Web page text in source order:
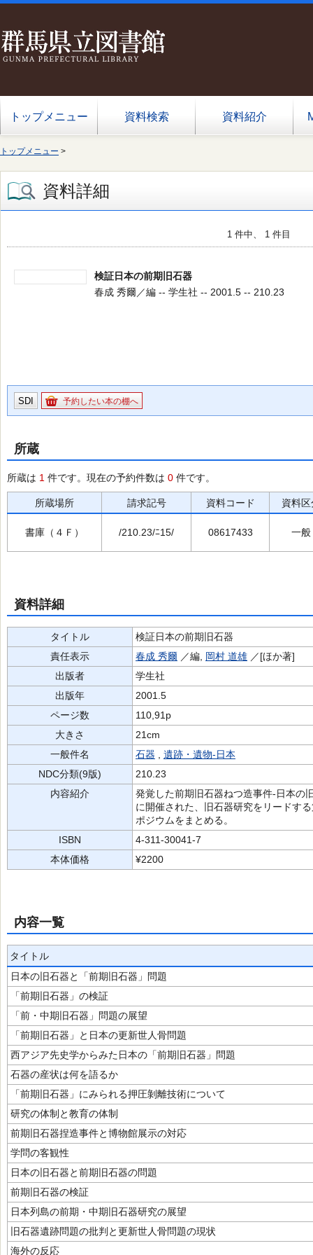
トップメニュー 資料検索 資料紹介
トップメニュー >
資料詳細
1 件中、 1 件目
検証日本の前期旧石器
春成 秀爾／編 -- 学生社 -- 2001.5 -- 210.23
SDI 予約したい本の棚へ
所蔵
所蔵は 1 件です。現在の予約件数は 0 件です。
所蔵場所 請求記号 資料コード 資料区
書庫（４Ｆ） /210.23/ﾆ15/ 08617433 一般
資料詳細
タイトル
検証日本の前期旧石器
責任表示
春成 秀爾 ／編, 岡村 道雄 ／[ほか著]
出版者
学生社
出版年
2001.5
ページ数
110,91p
大きさ
21cm
一般件名
石器
遺跡・遺物-日本
NDC分類(9版)
210.23
内容紹介
発覚した前期旧石器ねつ造事件-日本の
に開催された、旧石器研究をリードす
ポジウムをまとめる。
ISBN
4-311-30041-7
本体価格
¥2200
内容一覧
タイトル
日本の旧石器と「前期旧石器」問題
「前期旧石器」の検証
「前・中期旧石器」問題の展望
「前期旧石器」と日本の更新世人骨問題
西アジア先史学からみた日本の「前期旧石器」問題
石器の産状は何を語るか
「前期旧石器」にみられる押圧剝離技術について
研究の体制と教育の体制
前期旧石器捏造事件と博物館展示の対応
学問の客観性
日本の旧石器と前期旧石器の問題
前期旧石器の検証
日本列島の前期・中期旧石器研究の展望
旧石器遺跡問題の批判と更新世人骨問題の現状
海外の反応